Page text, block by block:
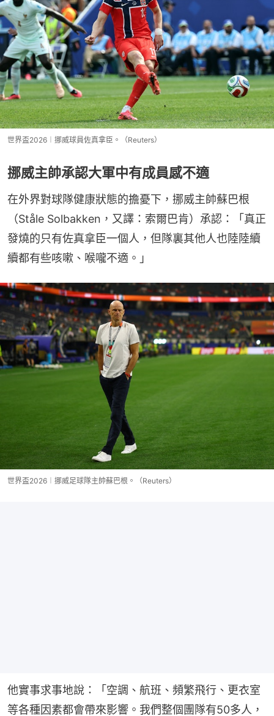
世界盃2026︱挪威球員佐真拿臣。（Reuters）
挪威主帥承認大軍中有成員感不適
在外界對球隊健康狀態的擔憂下，挪威主帥蘇巴根
（Ståle Solbakken，又譯：索爾巴肯）承認：「真正
發燒的只有佐真拿臣一個人，但隊裏其他人也陸陸續
續都有些咳嗽、喉嚨不適。」
世界盃2026︱挪威足球隊主帥蘇巴根。（Reuters）
他實事求事地說：「空調、航班、頻繁飛行、更衣室
等各種因素都會帶來影響。我們整個團隊有50多人，